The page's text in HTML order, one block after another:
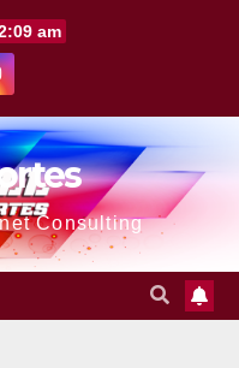
am
Consulting